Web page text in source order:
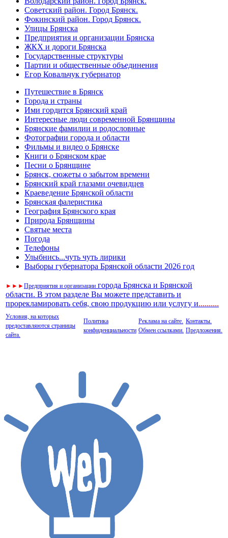
Советский район. Город Брянск.
Фокинский район. Город Брянск.
Улицы Брянска
Предприятия и организации Брянска
ЖКХ и дороги Брянска
Государственные структуры
Партии и общественные объединения
Егор Ковальчук губернатор
Путешествие в Брянск
Города и страны
Ими гордится Брянский край
Интересные люди современной Брянщины
Брянские фамилии и родословные
Фотографии города и области
Фильмы и видео о Брянске
Книги о Брянском крае
Песни о Брянщине
Брянск, сюжеты о забытом времени
Брянский край глазами очевидцев
Краеведение Брянской области
Брянская фалеристика
География Брянского края
Природа Брянщины
Святые места
Погода
Телефоны
Улыбнись...чуть чуть лирики
Выборы губернатора Брянской области 2026 год
► ► ►Предприятия и организации города Брянска и Брянской
области. В этом разделе Вы можете представить и
прорекламировать себя, свою продукцию или услугу и..........
Условия, на которых
предоставляются страницы
сайта.
Политика
конфиденциальности
Реклама на сайте.
Обмен ссылками.
Контакты.
Предложения.